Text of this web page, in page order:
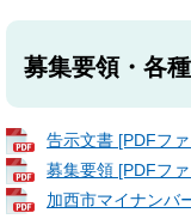
募集要領・各
告示文書 [PDFフ
募集要領 [PDFフ
加西市マイナンバ